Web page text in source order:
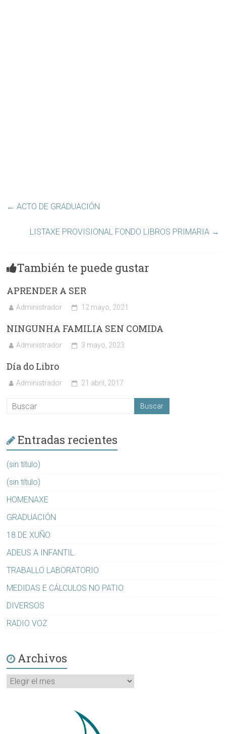
← ACTO DE GRADUACIÓN
LISTAXE PROVISIONAL FONDO LIBROS PRIMARIA →
También te puede gustar
APRENDER A SER
Administrador 12 mayo, 2021
NINGUNHA FAMILIA SEN COMIDA
Administrador 3 mayo, 2023
Día do Libro
Administrador 21 abril, 2017
Entradas recientes
(sin título)
(sin título)
HOMENAXE
GRADUACIÓN
18 DE XUÑO
ADEUS A INFANTIL
TRABALLO LABORATORIO
MEDIDAS E CÁLCULOS NO PATIO
DIVERSOS
RADIO VOZ
Archivos
Archivos